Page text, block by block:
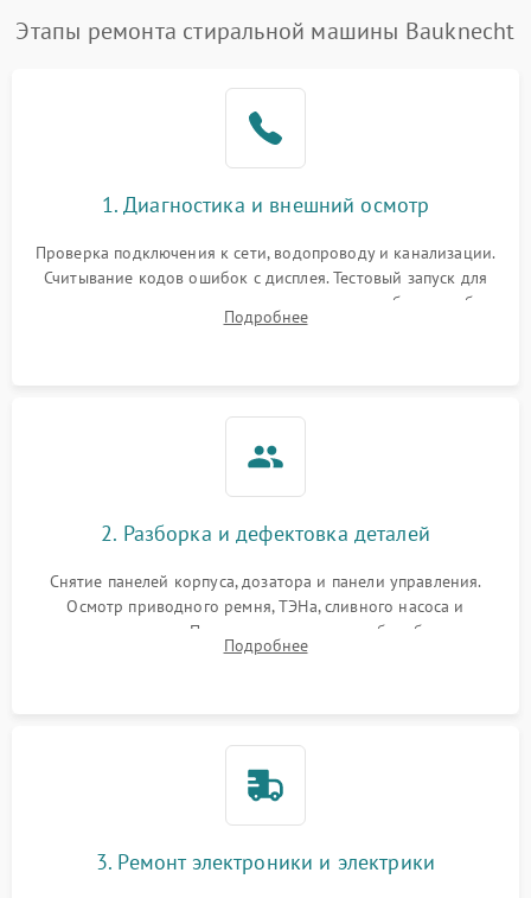
Этапы ремонта стиральной машины Bauknecht
1. Диагностика и внешний осмотр
Проверка подключения к сети, водопроводу и канализации.
Считывание кодов ошибок с дисплея. Тестовый запуск для
выявления посторонних шумов, протечек или сбоев в работе
электронного модуля управления.
Подробнее
2. Разборка и дефектовка деталей
Снятие панелей корпуса, дозатора и панели управления.
Осмотр приводного ремня, ТЭНа, сливного насоса и
амортизаторов. Проверка подшипников барабана и
крестовины на износ, а манжеты люка на разрывы.
Подробнее
3. Ремонт электроники и электрики